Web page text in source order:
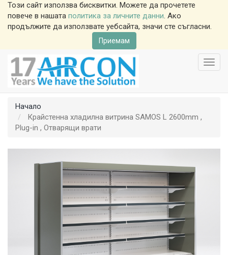
Този сайт използва бисквитки. Можете да прочетете
повече в нашата политика за личните данни. Ако
продължите да използвате уебсайта, значи сте съгласни.
Приемам
Начало
Крайстенна хладилна витрина SAMOS L 2600mm ,
Plug-in , Отварящи врати